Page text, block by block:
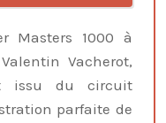
Masters 1000 à
Vacherot,
issu du circuit
parfaite de